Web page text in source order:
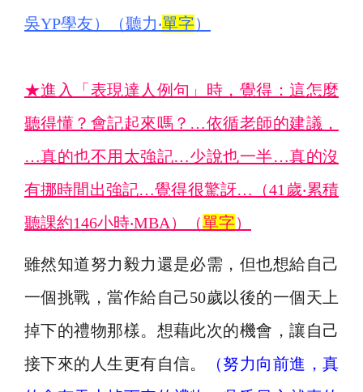
吳YP學友）（聽力‧單字）
★進入「表現達人例句」時，覺得：這怎麼
聽得懂？會記起來嗎？…依循老師的建議，
…真的也不用太強記…少說也一半…真的沒
有挪時間出強記…覺得很驚訝…（41歲‧累積
聽課約146小時‧MBA）（單字）
雖然知道努力毅力還是必需，但也想給自己
一個挑戰，當作給自己50歲以後的一個天上
掉下的禮物那樣。想藉此次的機會，讓自己
接下來的人生更有自信。
（努力向前進，真